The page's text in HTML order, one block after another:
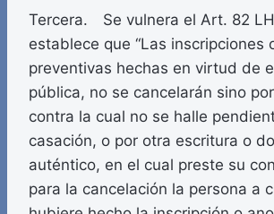
Tercera. Se vulnera el Art. 82
establece que “Las inscripciones
preventivas hechas en virtud de
pública, no se cancelarán sino
contra la cual no se halle
casación, o por otra escritura o
auténtico, en el cual preste su
para la cancelación la persona a